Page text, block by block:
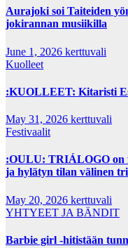
Aurajoki soi Taiteiden
jokirannan musiikilla
June 1, 2026 kerttuvali
Kuolleet
:KUOLLEET: Kitaristi
May 31, 2026 kerttuvali
Festivaalit
:OULU: TRIÁLOGO on
ja hylätyn tilan välinen
May 20, 2026 kerttuvali
YHTYEET JA BÄNDIT
Barbie girl -hitistään